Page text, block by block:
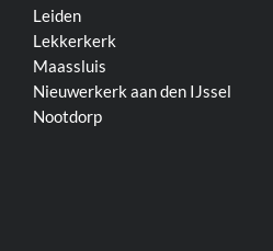
Leiden
Lekkerkerk
Maassluis
Nieuwerkerk aan den IJssel
Nootdorp